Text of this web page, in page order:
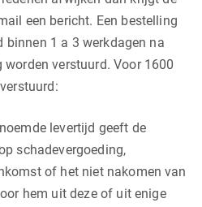
een bericht. Een bestelling
1 a 3 werkdagen na
verstuurd. Voor 1600
levertijd geeft de
schadevergoeding,
of het niet nakomen van
hem uit deze of uit enige